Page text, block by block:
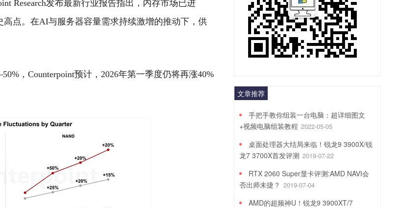
Research发布最新行业报告指出，内存市场已进
点。 在AI与服务器容量需求持续激增的推动下，供
，Counterpoint预计，2026年第一季度仍将再涨40%
文章推荐
手把手教你组装一台电脑：超详细图文
+视频电脑组装教程 2022-05-05
桌面处理器大结局来临！锐龙9 3900X/锐
龙7 3700X首发评测 2019-07-22
RTX 2060 Super显卡评测:AMD NAVI会
否出师未捷？ 2019-07-04
AMD的超频神U！锐龙9 3900XT/7